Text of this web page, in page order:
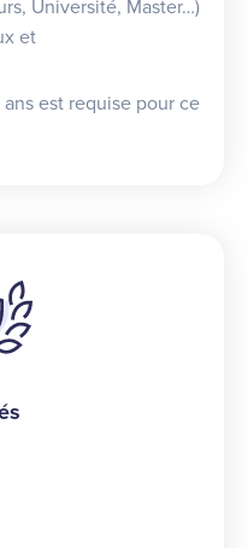
Université, Master…)
et
est requise pour ce